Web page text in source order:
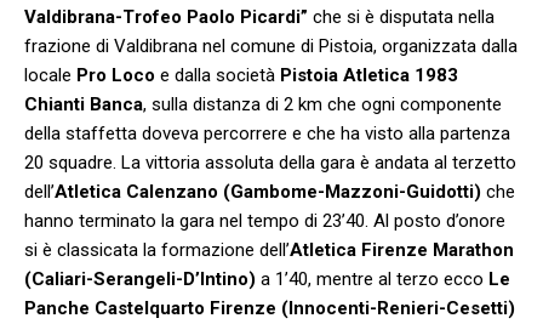
Valdibrana-Trofeo Paolo Picardi” che si è disputata nella
frazione di Valdibrana nel comune di Pistoia, organizzata dalla
locale Pro Loco e dalla società Pistoia Atletica 1983
Chianti Banca, sulla distanza di 2 km che ogni componente
della staffetta doveva percorrere e che ha visto alla partenza
20 squadre. La vittoria assoluta della gara è andata al terzetto
dell’Atletica Calenzano (Gambome-Mazzoni-Guidotti) che
hanno terminato la gara nel tempo di 23’40. Al posto d’onore
si è classicata la formazione dell’Atletica Firenze Marathon
(Caliari-Serangeli-D’Intino) a 1’40, mentre al terzo ecco Le
Panche Castelquarto Firenze (Innocenti-Renieri-Cesetti)